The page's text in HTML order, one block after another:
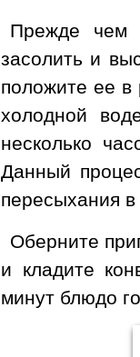
Прежде чем
засолить и
положите ее
холодной
несколько
Данный
пересыхания
Оберните
и кладите
минут блюдо